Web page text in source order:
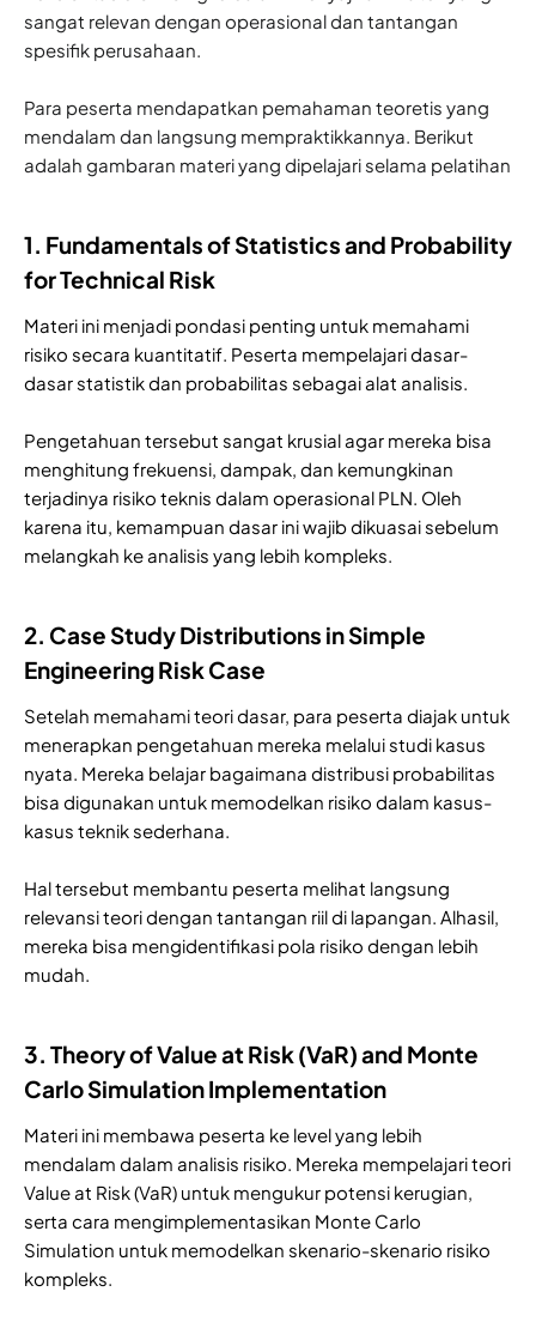
sangat relevan dengan operasional dan tantangan
spesifik perusahaan.
Para peserta mendapatkan pemahaman teoretis yang
mendalam dan langsung mempraktikkannya. Berikut
adalah gambaran materi yang dipelajari selama pelatihan
1. Fundamentals of Statistics and Probability
for Technical Risk
Materi ini menjadi pondasi penting untuk memahami
risiko secara kuantitatif. Peserta mempelajari dasar-
dasar statistik dan probabilitas sebagai alat analisis.
Pengetahuan tersebut sangat krusial agar mereka bisa
menghitung frekuensi, dampak, dan kemungkinan
terjadinya risiko teknis dalam operasional PLN. Oleh
karena itu, kemampuan dasar ini wajib dikuasai sebelum
melangkah ke analisis yang lebih kompleks.
2. Case Study Distributions in Simple
Engineering Risk Case
Setelah memahami teori dasar, para peserta diajak untuk
menerapkan pengetahuan mereka melalui studi kasus
nyata. Mereka belajar bagaimana distribusi probabilitas
bisa digunakan untuk memodelkan risiko dalam kasus-
kasus teknik sederhana.
Hal tersebut membantu peserta melihat langsung
relevansi teori dengan tantangan riil di lapangan. Alhasil,
mereka bisa mengidentifikasi pola risiko dengan lebih
mudah.
3. Theory of Value at Risk (VaR) and Monte
Carlo Simulation Implementation
Materi ini membawa peserta ke level yang lebih
mendalam dalam analisis risiko. Mereka mempelajari teori
Value at Risk (VaR) untuk mengukur potensi kerugian,
serta cara mengimplementasikan Monte Carlo
Simulation untuk memodelkan skenario-skenario risiko
kompleks.